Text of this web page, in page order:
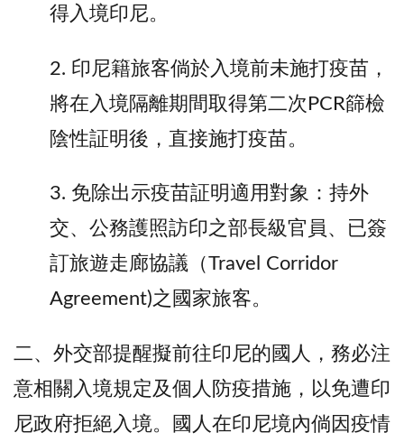
得入境印尼。
2. 印尼籍旅客倘於入境前未施打疫苗，
將在入境隔離期間取得第二次PCR篩檢
陰性証明後，直接施打疫苗。
3. 免除出示疫苗証明適用對象：持外
交、公務護照訪印之部長級官員、已簽
訂旅遊走廊協議（Travel Corridor
Agreement)之國家旅客。
二、外交部提醒擬前往印尼的國人，務必注
意相關入境規定及個人防疫措施，以免遭印
尼政府拒絕入境。國人在印尼境內倘因疫情